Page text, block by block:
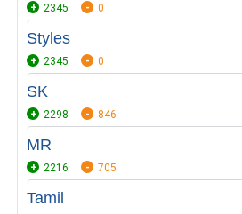
2345 0
Styles
2345 0
SK
2298 846
MR
2216 705
Tamil